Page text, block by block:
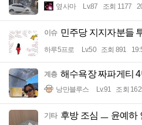
옆사마 Lv.87 조회 1177
이슈 민주당 지지자분들
하루5프로 Lv.50 조회 891
계층 해수욕장 짜파게티
낭만블루스 Lv.91 조회
기타 후방 조심 ㅡ 윤예하